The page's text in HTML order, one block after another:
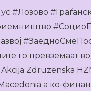
#Лозово
го превземаат
Zdruzenska
а ко-